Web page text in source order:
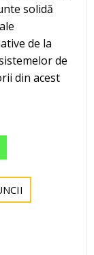
solidă
de la
de
din acest